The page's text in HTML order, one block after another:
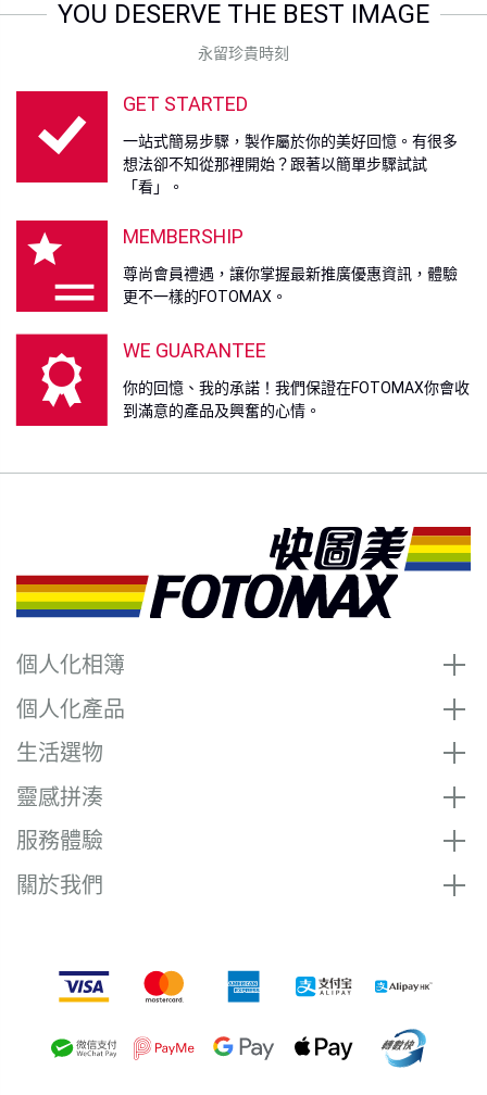
YOU DESERVE THE BEST IMAGE
永留珍貴時刻
GET STARTED
一站式簡易步驟，製作屬於你的美好回憶。有很多
想法卻不知從那裡開始？跟著以簡單步驟試試
「看」。
MEMBERSHIP
尊尚會員禮遇，讓你掌握最新推廣優惠資訊，體驗
更不一樣的FOTOMAX。
WE GUARANTEE
你的回憶、我的承諾！我們保證在FOTOMAX你會收
到滿意的產品及興奮的心情。
個人化相簿
個人化產品
生活選物
靈感拼湊
服務體驗
關於我們
付款方式